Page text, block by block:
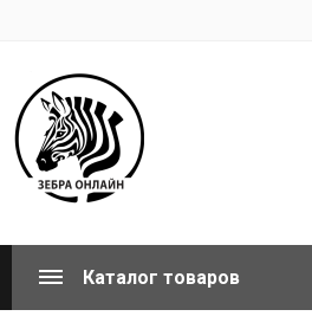
Каталог товаров